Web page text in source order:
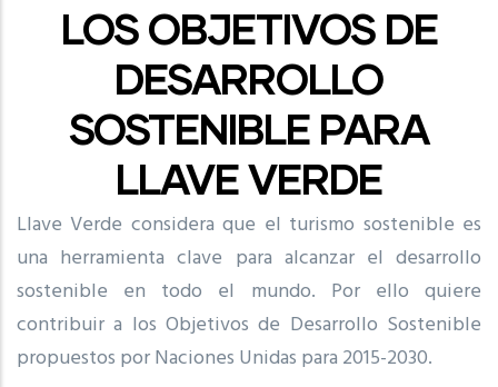
LOS OBJETIVOS DE
DESARROLLO
SOSTENIBLE PARA
LLAVE VERDE
Llave Verde considera que el turismo sostenible es
una herramienta clave para alcanzar el desarrollo
sostenible en todo el mundo. Por ello quiere
contribuir a los Objetivos de Desarrollo Sostenible
propuestos por Naciones Unidas para 2015-2030.